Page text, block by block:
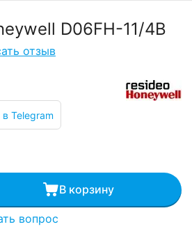
D06FH-11/4B
отзыв
Telegram
В корзину
вопрос